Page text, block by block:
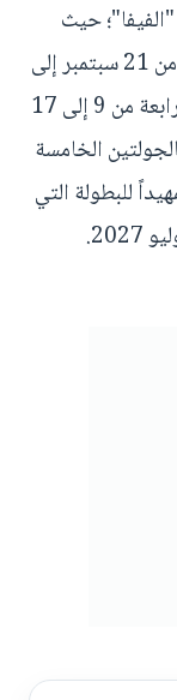
حيث
تنطلق الجولتان الأولى والثانية في الفترة من 21 سبتمبر إلى
6 أكتوبر 2026، تليها الجولتان الثالثة والرابعة من 9 إلى 17
بالجولتين الخامسة
22 إلى 30 مارس 2027، تمهيداً للبطولة التي